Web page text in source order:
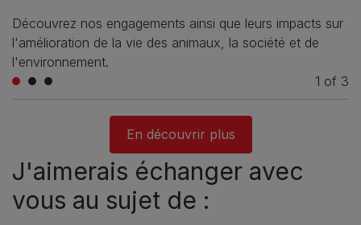
Découvrez nos engagements ainsi que leurs impacts sur
l'amélioration de la vie des animaux, la société et de
l'environnement.
1 of 3
En découvrir plus
J'aimerais échanger avec
vous au sujet de :